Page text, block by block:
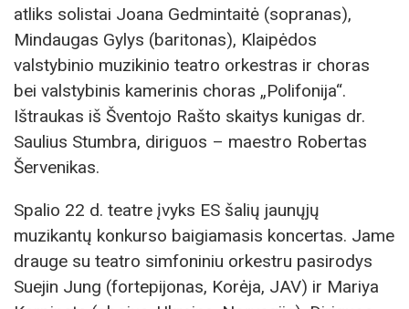
atliks solistai Joana Gedmintaitė (sopranas),
Mindaugas Gylys (baritonas), Klaipėdos
valstybinio muzikinio teatro orkestras ir choras
bei valstybinis kamerinis choras „Polifonija“.
Ištraukas iš Šventojo Rašto skaitys kunigas dr.
Saulius Stumbra, diriguos – maestro Robertas
Šervenikas.
Spalio 22 d. teatre įvyks ES šalių jaunųjų
muzikantų konkurso baigiamasis koncertas. Jame
drauge su teatro simfoniniu orkestru pasirodys
Suejin Jung (fortepijonas, Korėja, JAV) ir Mariya